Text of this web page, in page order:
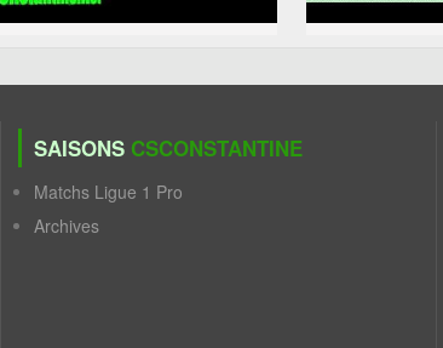
SAISONS CSCONSTANTINE
Matchs Ligue 1 Pro
Archives